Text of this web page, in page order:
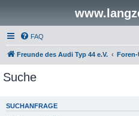
FAQ
Freunde des Audi Typ 44 e.V.
Suche
SUCHANFRAGE